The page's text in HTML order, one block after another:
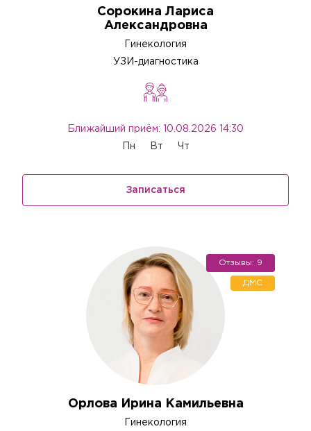
Сорокина Лариса
Александровна
Гинекология
УЗИ-диагностика
Ближайший приём: 10.08.2026 14:30
Пн Вт Чт
Записаться
Орлова Ирина Камильевна
Гинекология
Отзывы: 9
ДМС